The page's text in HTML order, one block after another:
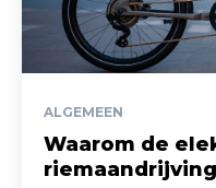
ALGEMEEN
Waarom de